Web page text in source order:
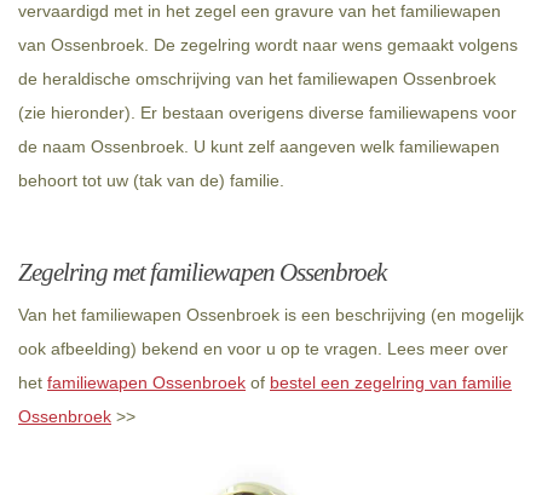
vervaardigd met in het zegel een gravure van het familiewapen
van Ossenbroek. De zegelring wordt naar wens gemaakt volgens
de heraldische omschrijving van het familiewapen Ossenbroek
(zie hieronder). Er bestaan overigens diverse familiewapens voor
de naam Ossenbroek. U kunt zelf aangeven welk familiewapen
behoort tot uw (tak van de) familie.
Zegelring met familiewapen Ossenbroek
Van het familiewapen Ossenbroek is een beschrijving (en mogelijk
ook afbeelding) bekend en voor u op te vragen. Lees meer over
het familiewapen Ossenbroek of bestel een zegelring van familie
Ossenbroek >>